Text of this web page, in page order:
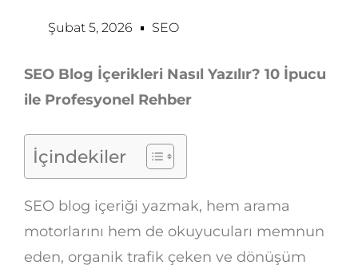
Şubat 5, 2026 SEO
SEO Blog İçerikleri Nasıl Yazılır? 10 İpucu
ile Profesyonel Rehber
İçindekiler
SEO blog içeriği yazmak, hem arama
motorlarını hem de okuyucuları memnun
eden, organik trafik çeken ve dönüşüm